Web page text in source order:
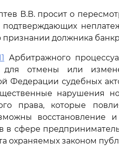
В.В. просит о
подтверждающих
должника
Арбитражного
для отмены или
Федерации судебных
нарушения
права, которые
восстановление
в сфере
охраняемых законом